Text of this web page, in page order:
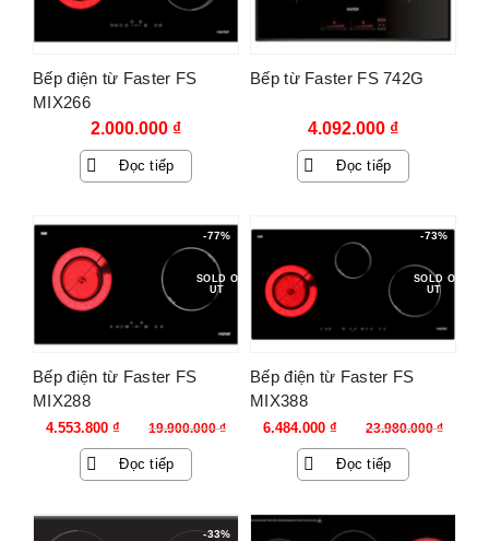
Bếp điện từ Faster FS
MIX266
2.000.000 ₫
Đọc tiếp
Bếp từ Faster FS 742G
4.092.000 ₫
Đọc tiếp
-77%
SOLD O
UT
Bếp điện từ Faster FS
MIX288
19.900.000₫
Giá
gốc
4.553.800 ₫
Giá
hiện
tại
Đọc tiếp
-73%
SOLD O
UT
Bếp điện từ Faster FS
MIX388
23.980.000₫
Giá
gốc
6.484.000 ₫
Giá
hiện
tại
Đọc tiếp
-33%